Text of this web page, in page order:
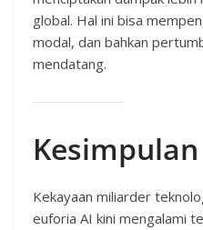
global. Hal ini bisa
modal, dan bahkan
mendatang.
Kesimpulan
Kekayaan miliarder
euforia AI kini mengalami